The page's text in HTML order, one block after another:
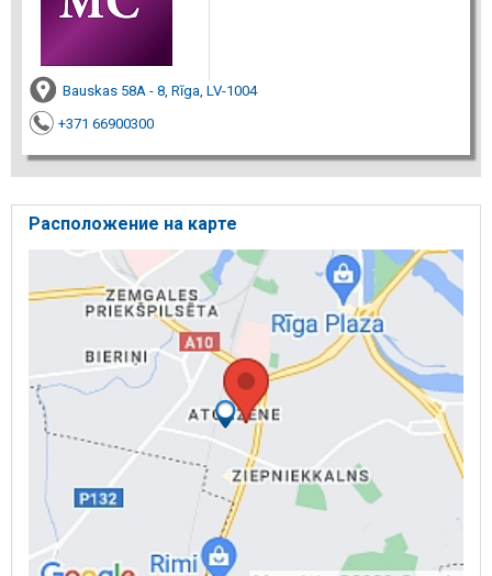
Bauskas 58A - 8, Rīga, LV-1004
+371 66900300
Расположение на карте